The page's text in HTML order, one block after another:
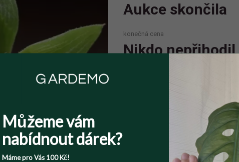
Aukce skončila
konečná cena
Nikdo nepřihodil
Twitter
Můžeme vám
nabídnout dárek?
Máme pro Vás 100 Kč!